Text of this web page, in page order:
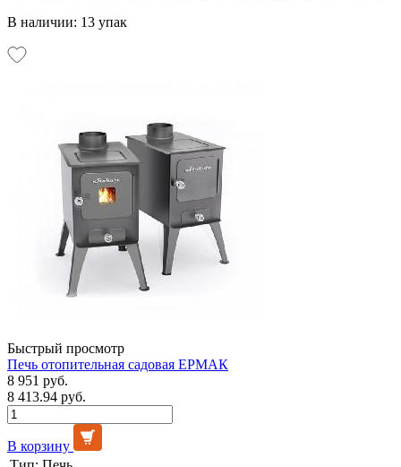
В наличии: 13 упак
Быстрый просмотр
Печь отопительная садовая ЕРМАК
8 951 руб.
8 413.94 руб.
В корзину